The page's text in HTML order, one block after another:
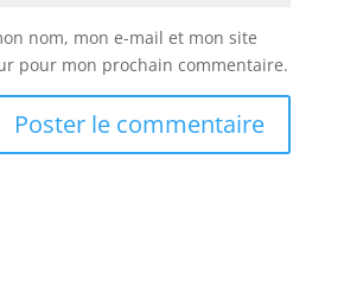
nom, mon e-mail et mon site
pour mon prochain commentaire.